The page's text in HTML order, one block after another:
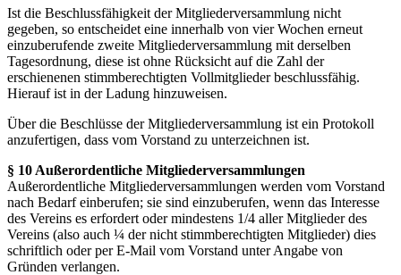
Ist die Beschlussfähigkeit der Mitgliederversammlung nicht
gegeben, so entscheidet eine innerhalb von vier Wochen erneut
einzuberufende zweite Mitgliederversammlung mit derselben
Tagesordnung, diese ist ohne Rücksicht auf die Zahl der
erschienenen stimmberechtigten Vollmitglieder beschlussfähig.
Hierauf ist in der Ladung hinzuweisen.
Über die Beschlüsse der Mitgliederversammlung ist ein Protokoll
anzufertigen, dass vom Vorstand zu unterzeichnen ist.
§ 10 Außerordentliche Mitgliederversammlungen
Außerordentliche Mitgliederversammlungen werden vom Vorstand
nach Bedarf einberufen; sie sind einzuberufen, wenn das Interesse
des Vereins es erfordert oder mindestens 1/4 aller Mitglieder des
Vereins (also auch ¼ der nicht stimmberechtigten Mitglieder) dies
schriftlich oder per E-Mail vom Vorstand unter Angabe von
Gründen verlangen.